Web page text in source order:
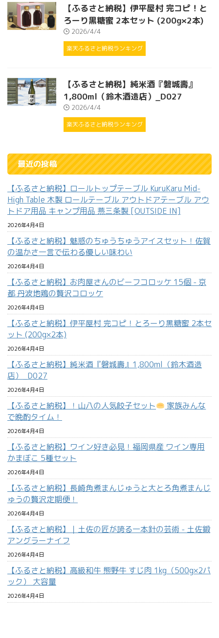
【ふるさと納税】伊平屋村 完コピ！と
ろーり黒糖蜜 2本セット (200g×2本)
2026/4/4
楽天ふるさと納税ランキング
【ふるさと納税】純米酒『磐城壽』
1,800ml（鈴木酒造店）_D027
2026/4/4
楽天ふるさと納税ランキング
最近の投稿
【ふるさと納税】ロールトップテーブル KuruKaru Mid-
High Table 木製 ロールテーブル アウトドアテーブル アウ
トドア用品 キャンプ用品 燕三条製 [OUTSIDE IN]
2026年4月4日
【ふるさと納税】魅惑のちゅうちゅうアイスセット！佐賀
の温かさ一言で伝わる優しい味わい
2026年4月4日
【ふるさと納税】お肉屋さんのビーフコロッケ 15個 - 京
都 丹波地鶏の贅沢コロッケ
2026年4月4日
【ふるさと納税】伊平屋村 完コピ！とろーり黒糖蜜 2本セ
ット (200g×2本)
2026年4月4日
【ふるさと納税】純米酒『磐城壽』1,800ml（鈴木酒造
店）_D027
2026年4月4日
【ふるさと納税】！山八の人気餃子セット
家族みんな
で晩酌タイム！
2026年4月4日
【ふるさと納税】ワイン好き必見！福岡県産 ワイン専用
かまぼこ 5種セット
2026年4月4日
【ふるさと納税】長崎角煮まんじゅうと大とろ角煮まんじ
ゅうの贅沢定期便！
2026年4月4日
【ふるさと納税】｜土佐の匠が誇る一本針の芸術 - 土佐鍛
アングラーナイフ
2026年4月4日
【ふるさと納税】高級和牛 熊野牛 すじ肉 1kg（500g×2パ
ック） 大容量
2026年4月4日